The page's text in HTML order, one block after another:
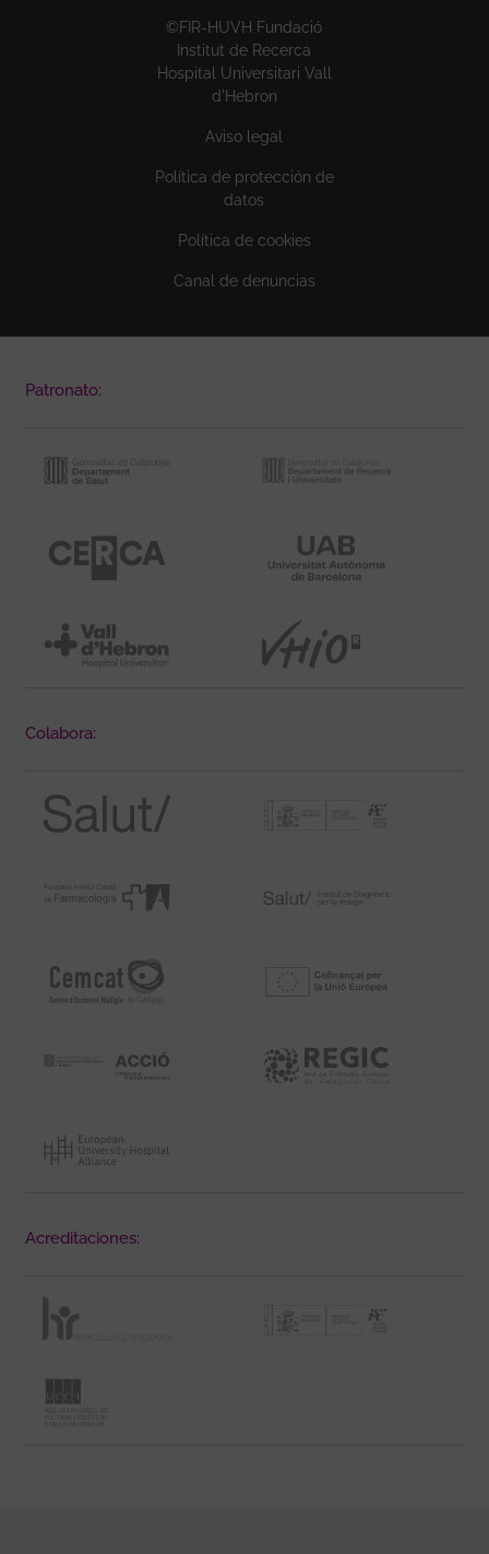
©FIR-HUVH Fundació
Institut de Recerca
Hospital Universitari Vall
d'Hebron
Aviso legal
Política de protección de
datos
Política de cookies
Canal de denuncias
Patronato:
Colabora:
Acreditaciones: